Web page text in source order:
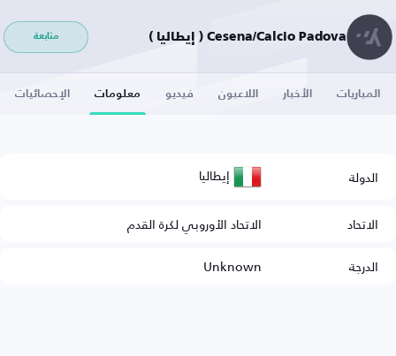
Cesena/Calcio Padova ( إيطاليا ) متابعة
المباريات الأخبار اللاعبون فيديو معلومات الإحصائيات
الدولة إيطاليا
الاتحاد
الاتحاد الأوروبي لكرة القدم
الدرجة
Unknown